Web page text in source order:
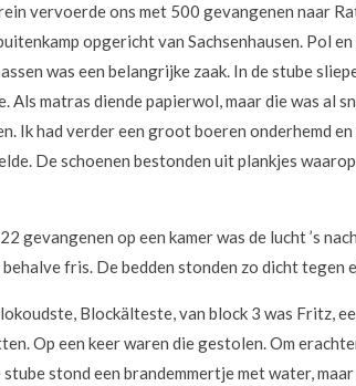
vervoerde ons met 500 gevangenen naar
opgericht van Sachsenhausen. Pol
was een belangrijke zaak. In de stube
Als matras diende papierwol, maar die was al
Ik had verder een groot boeren onderhemd
De schoenen bestonden uit plankjes
gevangenen op een kamer was de lucht ’s
fris. De bedden stonden zo dicht
Blockälteste, van block 3 was Fritz,
Op een keer waren die gestolen. Om
stube stond een brandemmertje met water,